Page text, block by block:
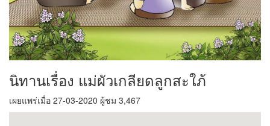
นิทานเรื่อง แม่ผัวเกลียดลูกสะใภ้
เผยแพร่เมื่อ 27-03-2020 ผู้ชม 3,467